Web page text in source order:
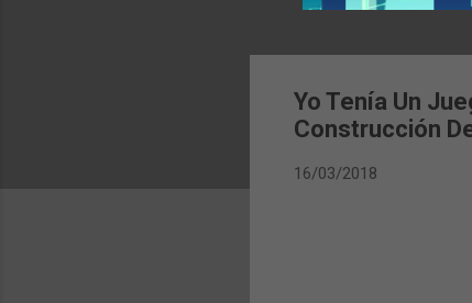
Yo Tenía Un
Construcción
16/03/2018